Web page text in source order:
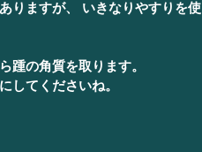
りますが、 いきなりやすりを使
踵の角質を取ります。
してくださいね。